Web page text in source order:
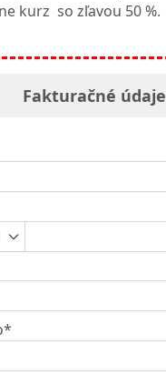
kurz so zľavou 50 %.
Fakturačné údaje